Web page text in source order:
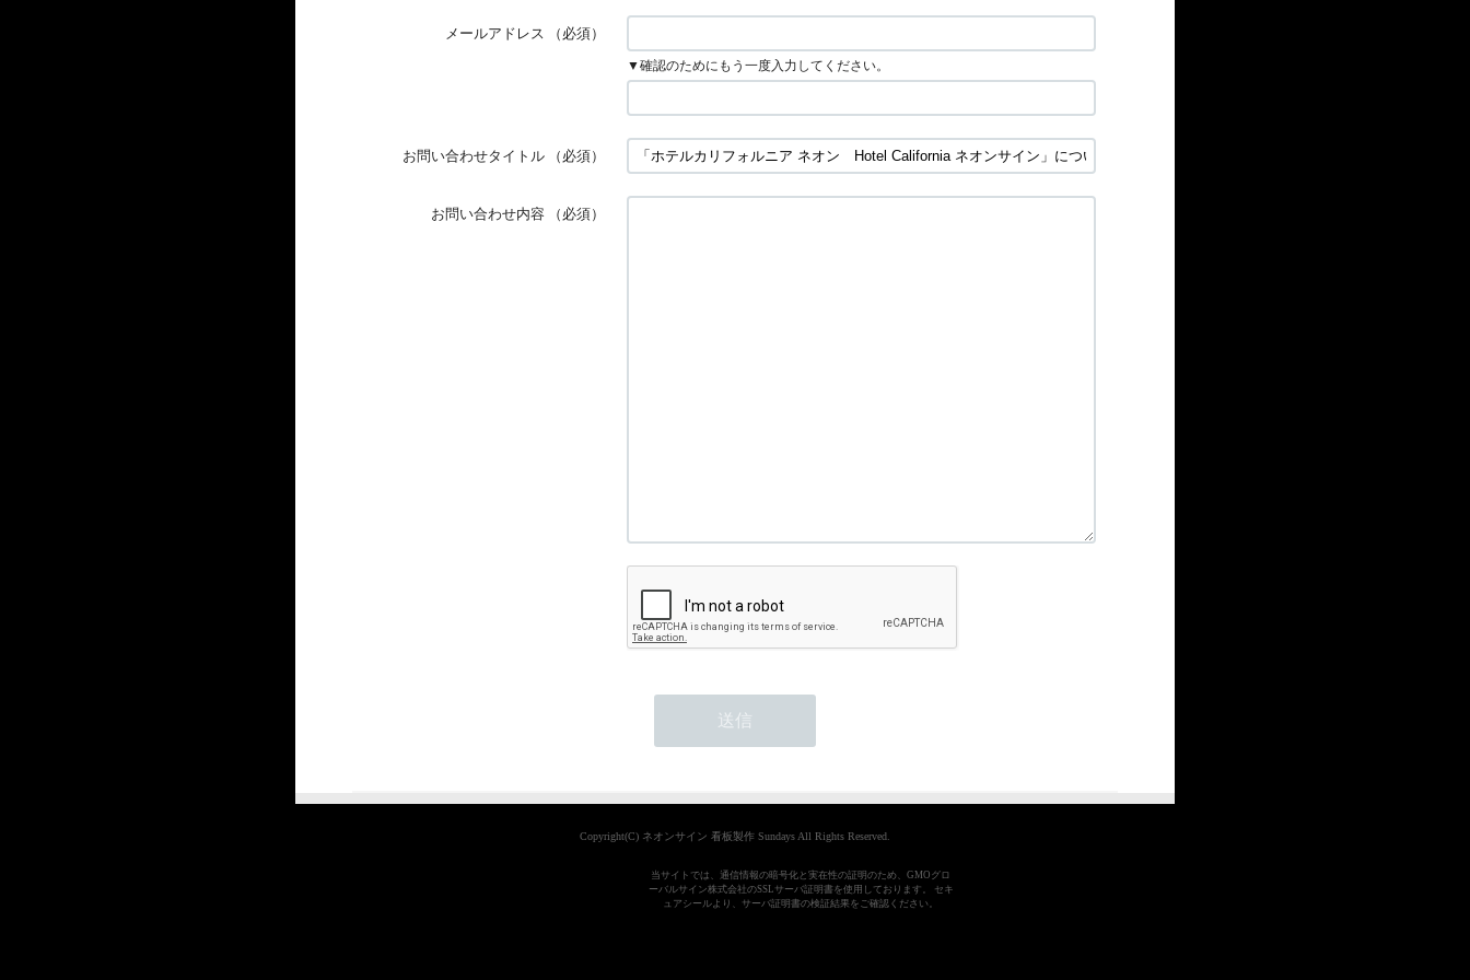
メールアドレス （必須）
▼確認のためにもう一度入力してください。
お問い合わせタイトル （必須）
お問い合わせ内容 （必須）
Copyright(C) ネオンサイン 看板製作 Sundays All Rights Reserved.
当サイトでは、通信情報の暗号化と実在性の証明のため、GMOグロ
ーバルサイン株式会社のSSLサーバ証明書を使用しております。 セキ
ュアシールより、サーバ証明書の検証結果をご確認ください。